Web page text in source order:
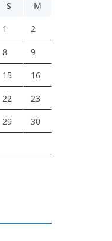
S M
1 2
8 9
15 16
22 23
29 30